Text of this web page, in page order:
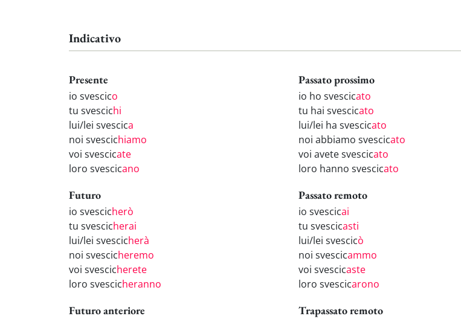
Indicativo
Presente
io svescico
tu svescichi
lui/lei svescica
noi svescichiamo
voi svescicate
loro svescicano
Passato prossimo
io ho svescicato
tu hai svescicato
lui/lei ha svescicato
noi abbiamo svescicato
voi avete svescicato
loro hanno svescicato
Futuro
io svescicherò
tu svescicherai
lui/lei svescicherà
noi svescicheremo
voi svescicherete
loro svescicheranno
Passato remoto
io svescicai
tu svescicasti
lui/lei svescicò
noi svescicammo
voi svescicaste
loro svescicarono
Futuro anteriore Trapassato remoto